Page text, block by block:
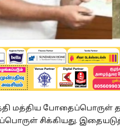
மத்திய போதைப்பொருள்
சிக்கியது.